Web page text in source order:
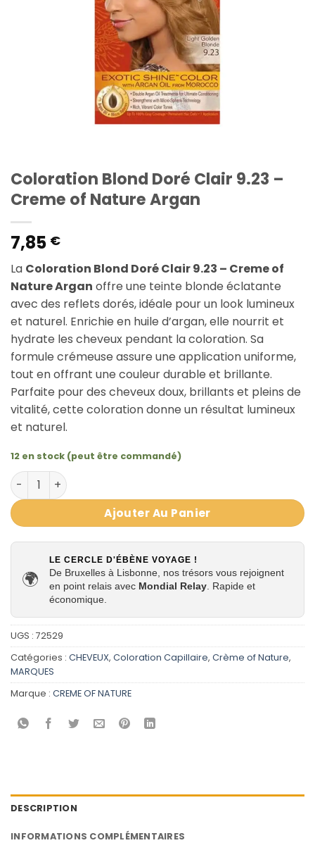
Coloration Blond Doré Clair 9.23 –
Creme of Nature Argan
7,85 €
La Coloration Blond Doré Clair 9.23 – Creme of
Nature Argan offre une teinte blonde éclatante
avec des reflets dorés, idéale pour un look lumineux
et naturel. Enrichie en huile d’argan, elle nourrit et
hydrate les cheveux pendant la coloration. Sa
formule crémeuse assure une application uniforme,
tout en offrant une couleur durable et brillante.
Parfaite pour des cheveux doux, brillants et pleins de
vitalité, cette coloration donne un résultat lumineux
et naturel.
12 en stock (peut être commandé)
quantité de Coloration Blond Doré Clair 9.23 – Creme
Ajouter Au Panier
🌍
LE CERCLE D'ÉBÈNE VOYAGE !
De Bruxelles à Lisbonne, nos trésors vous rejoignent
en point relais avec Mondial Relay . Rapide et
économique.
UGS : 72529
Catégories : CHEVEUX, Coloration Capillaire, Crème of Nature,
MARQUES
Marque : CREME OF NATURE
DESCRIPTION
INFORMATIONS COMPLÉMENTAIRES